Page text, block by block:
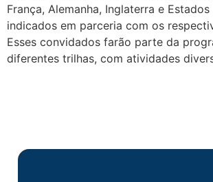
França, Alemanha, Inglaterra e Estados
indicados em parceria com os
Esses convidados farão parte da
diferentes trilhas, com atividades